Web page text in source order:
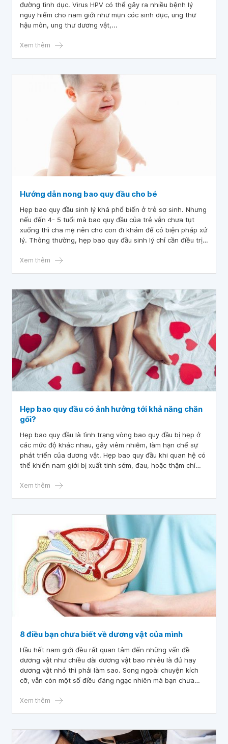
đường tình dục. Virus HPV có thể gây ra nhiều bệnh lý
nguy hiểm cho nam giới như mụn cóc sinh dục, ung thư
hậu môn, ung thư dương vật,...
Xem thêm
Hướng dẫn nong bao quy đầu cho bé
Hẹp bao quy đầu sinh lý khá phổ biến ở trẻ sơ sinh. Nhưng
nếu đến 4- 5 tuổi mà bao quy đầu của trẻ vẫn chưa tụt
xuống thì cha mẹ nên cho con đi khám để có biện pháp xử
lý. Thông thường, hẹp bao quy đầu sinh lý chỉ cần điều trị
Xem thêm
Hẹp bao quy đầu có ảnh hưởng tới khả năng chăn
gối?
Hẹp bao quy đầu là tình trạng vòng bao quy đầu bị hẹp ở
các mức độ khác nhau, gây viêm nhiễm, làm hạn chế sự
phát triển của dương vật. Hẹp bao quy đầu khi quan hệ có
thể khiến nam giới bị xuất tinh sớm, đau, hoặc thậm chí
Xem thêm
8 điều bạn chưa biết về dương vật của mình
Hầu hết nam giới đều rất quan tâm đến những vấn đề
dương vật như chiều dài dương vật bao nhiêu là đủ hay
dương vật nhỏ thì phải làm sao. Song ngoài chuyện kích
cỡ, vẫn còn một số điều đáng ngạc nhiên mà bạn chưa
Xem thêm